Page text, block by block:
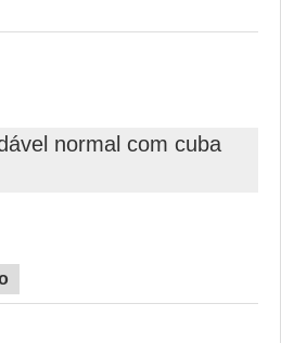
normal com cuba